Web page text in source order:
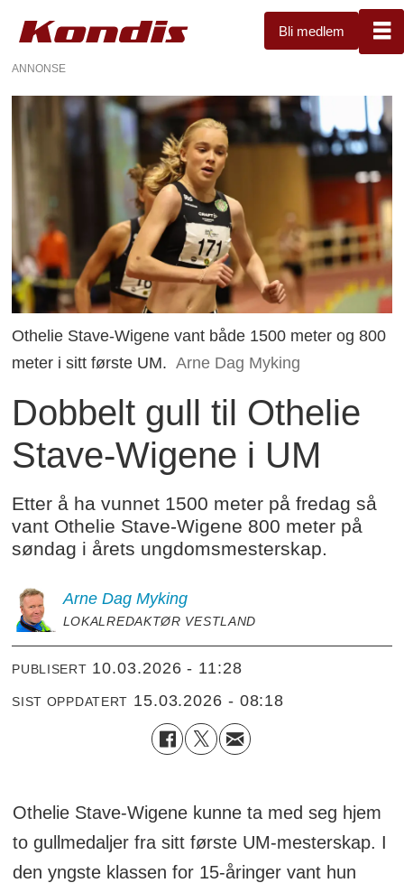
Bli medlem
ANNONSE
Othelie Stave-Wigene vant både 1500 meter og 800
meter i sitt første UM. Arne Dag Myking
Dobbelt gull til Othelie
Stave-Wigene i UM
Etter å ha vunnet 1500 meter på fredag så
vant Othelie Stave-Wigene 800 meter på
søndag i årets ungdomsmesterskap.
Arne Dag Myking
LOKALREDAKTØR VESTLAND
PUBLISERT 10.03.2026 - 11:28
SIST OPPDATERT 15.03.2026 - 08:18
Othelie Stave-Wigene kunne ta med seg hjem
to gullmedaljer fra sitt første UM-mesterskap. I
den yngste klassen for 15-åringer vant hun